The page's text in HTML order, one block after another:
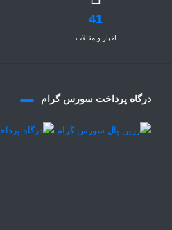
41
اخبار و مقالات
درگاه پرداخت سورس گرام